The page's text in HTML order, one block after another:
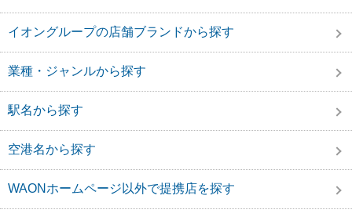
イオングループの店舗ブランドから探す
業種・ジャンルから探す
駅名から探す
空港名から探す
WAONホームページ以外で提携店を探す